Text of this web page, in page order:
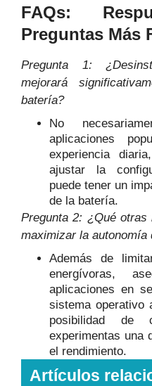
FAQs:
Preguntas Más
Pregunta 1:
mejorará
batería?
No
aplicaciones
experiencia
ajustar la
puede tener un
de la batería.
Pregunta 2: ¿Qué otras
maximizar la autonomía
Además de
energívoras,
aplicaciones en
sistema operativo
posibilidad de
experimentas una
el rendimiento.
Artículos